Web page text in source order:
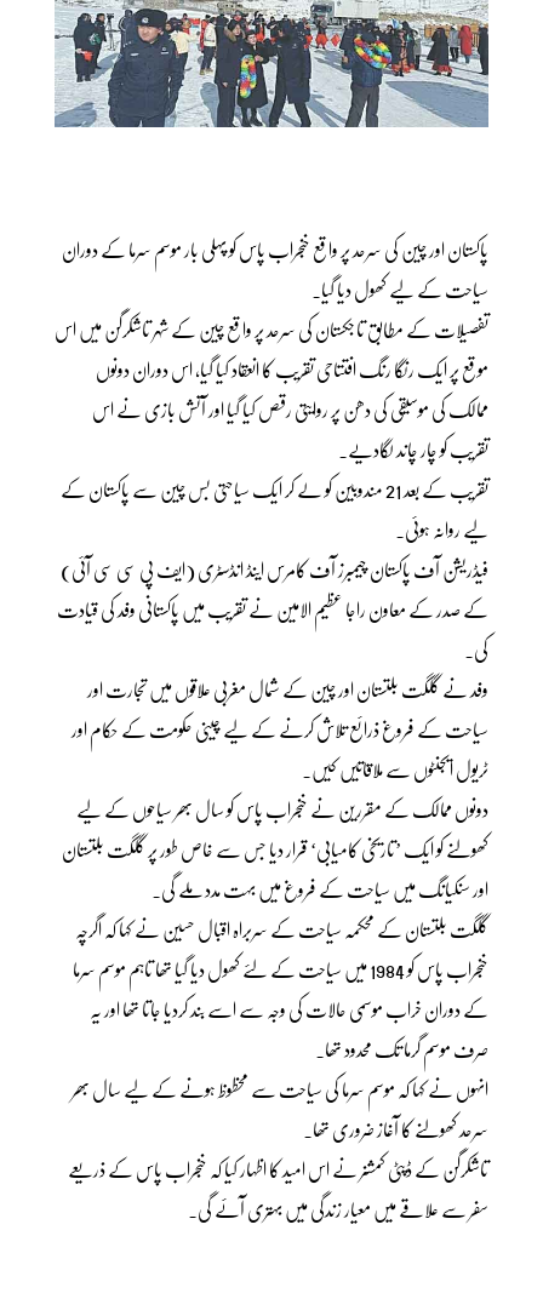
پاکستان اور چین کی سرحد پر واقع خنجراب پاس کو پہلی بار موسم سرما کے دوران
سیاحت کے لیے کھول دیا گیا۔
تفصیلات کے مطابق تاجکستان کی سرحد پر واقع چین کے شہر تاشکرگن میں اس
موقع پر ایک رنگا رنگ افتتاحی تقریب کا انعقاد کیا گیا، اس دوران دونوں
ممالک کی موسیقی کی دھن پر روایتی رقص کیا گیا اور آتش بازی نے اس
تقریب کو چار چاند لگادیے۔
تقریب کے بعد 21 مندوبین کو لے کر ایک سیاحتی بس چین سے پاکستان کے
لیے روانہ ہوئی۔
فیڈریشن آف پاکستان چیمبرز آف کامرس اینڈ انڈسٹری (ایف پی سی سی آئی)
کے صدر کے معاون راجا عظیم الامین نے تقریب میں پاکستانی وفد کی قیادت
کی۔
وفد نے گلگت بلتستان اور چین کے شمال مغربی علاقوں میں تجارت اور
سیاحت کے فروغ ذرائع تلاش کرنے کے لیے چینی حکومت کے حکام اور
ٹریول ایجنٹوں سے ملاقاتیں کیں۔
دونوں ممالک کے مقررین نے خنجراب پاس کو سال بھر سیاحوں کے لیے
کھولنے کو ایک ’تاریخی کامیابی‘ قرار دیا جس سے خاص طور پر گلگت بلتستان
اور سنکیانگ میں سیاحت کے فروغ میں بہت مدد ملے گی۔
گلگت بلتستان کے محکمہ سیاحت کے سربراہ اقبال حسین نے کہا کہ اگرچہ
خنجراب پاس کو 1984 میں سیاحت کے لئے کھول دیا گیا تھا تاہم موسم سرما
کے دوران خراب موسمی حالات کی وجہ سے اسے بند کردیا جاتا تھا اور یہ
صرف موسم گرما تک محدود تھا۔
انہوں نے کہا کہ موسم سرما کی سیاحت سے محظوظ ہونے کے لیے سال بھر
سرحد کھولنے کا آغاز ضروری تھا۔
تاشکرگن کے ڈپٹی کمشنر نے اس امید کا اظہار کیا کہ خنجراب پاس کے ذریعے
سفر سے علاقے میں معیار زندگی میں بہتری آئے گی۔